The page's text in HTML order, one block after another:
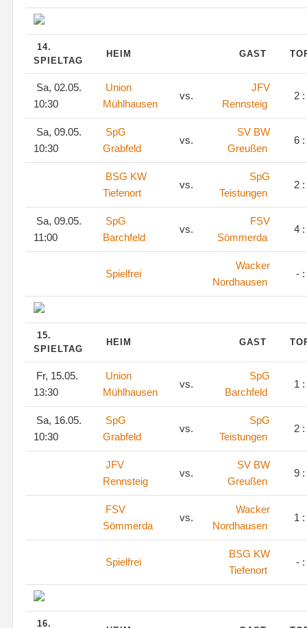
14.
SPIELTAG
HEIM GAST
Sa, 02.05.
10:30
Union
Mühlhausen
vs.
JFV
Rennsteig
2
Sa, 09.05.
10:30
SpG
Grabfeld
vs.
SV BW
Greußen
6
BSG KW
Tiefenort
vs.
SpG
Teistungen
2
Sa, 09.05.
11:00
SpG
Barchfeld
vs.
FSV
Sömmerda
4
Spielfrei
Wacker
Nordhausen
- :
15.
SPIELTAG
HEIM GAST
Fr, 15.05.
13:30
Union
Mühlhausen
vs.
SpG
Barchfeld
1
Sa, 16.05.
10:30
SpG
Grabfeld
vs.
SpG
Teistungen
2
JFV
Rennsteig
vs.
SV BW
Greußen
9
FSV
Sömmerda
vs.
Wacker
Nordhausen
1
Spielfrei
BSG KW
Tiefenort
- :
16.